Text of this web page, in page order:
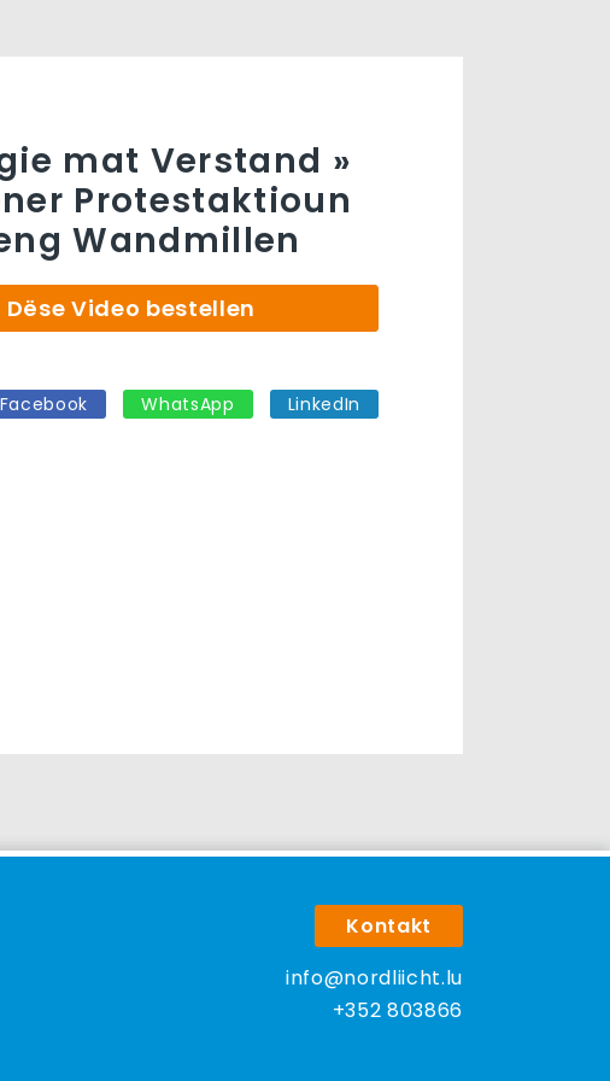
mat Verstand »
Protestaktioun
Wandmillen
Dëse Video bestellen
Facebook WhatsApp LinkedIn
Kontakt
info@nordliicht.lu
+352 803866